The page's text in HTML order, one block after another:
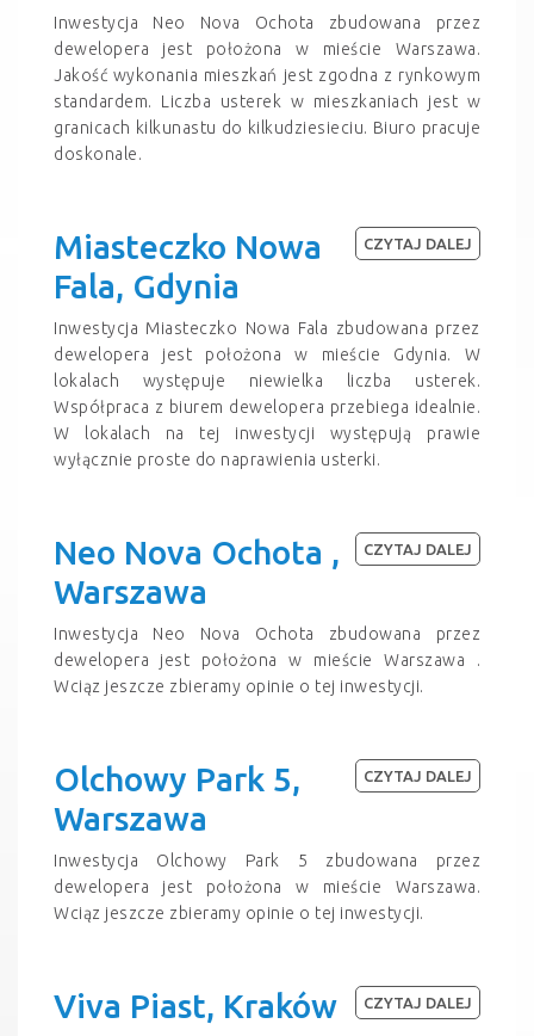
Inwestycja Neo Nova Ochota zbudowana przez
dewelopera jest położona w mieście Warszawa.
Jakość wykonania mieszkań jest zgodna z rynkowym
standardem. Liczba usterek w mieszkaniach jest w
granicach kilkunastu do kilkudziesieciu. Biuro pracuje
doskonale.
Miasteczko Nowa
Fala, Gdynia
Inwestycja Miasteczko Nowa Fala zbudowana przez
dewelopera jest położona w mieście Gdynia. W
lokalach występuje niewielka liczba usterek.
Współpraca z biurem dewelopera przebiega idealnie.
W lokalach na tej inwestycji występują prawie
wyłącznie proste do naprawienia usterki.
CZYTAJ DALEJ
Neo Nova Ochota ,
Warszawa
Inwestycja Neo Nova Ochota zbudowana przez
dewelopera jest położona w mieście Warszawa .
Wciąz jeszcze zbieramy opinie o tej inwestycji.
CZYTAJ DALEJ
Olchowy Park 5,
Warszawa
Inwestycja Olchowy Park 5 zbudowana przez
dewelopera jest położona w mieście Warszawa.
Wciąz jeszcze zbieramy opinie o tej inwestycji.
CZYTAJ DALEJ
Viva Piast, Kraków CZYTAJ DALEJ